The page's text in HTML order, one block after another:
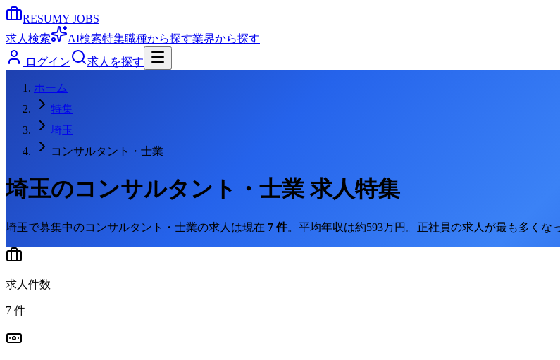
RESUMY JOBS
求人検索
AI検索特集職種から探す業界から探す
ログイン
求人を探す
ホーム
特集
埼玉
コンサルタント・士業
埼玉のコンサルタント・士業求人特集
埼玉で募集中のコンサルタント・士業の求人は現在 7 件。 平均年収は約593万円。 正社員の求人が最も多くな
求人件数
7 件